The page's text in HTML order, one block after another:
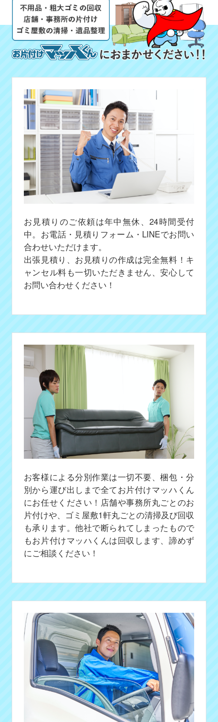
お見積りのご依頼は年中無休、24時間受付
中。お電話・見積りフォーム・LINEでお問い
合わせいただけます。
出張見積り、お見積りの作成は完全無料！キ
ャンセル料も一切いただきません、安心して
お問い合わせください！
お客様による分別作業は一切不要、梱包・分
別から運び出しまで全てお片付けマッハくん
にお任せください！店舗や事務所丸ごとのお
片付けや、ゴミ屋敷1軒丸ごとの清掃及び回収
も承ります。他社で断られてしまったもので
もお片付けマッハくんは回収します、諦めず
にご相談ください！